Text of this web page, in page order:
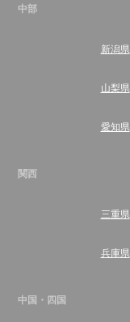
中部
新潟県
山梨県
愛知県
関西
三重県
兵庫県
中国・四国